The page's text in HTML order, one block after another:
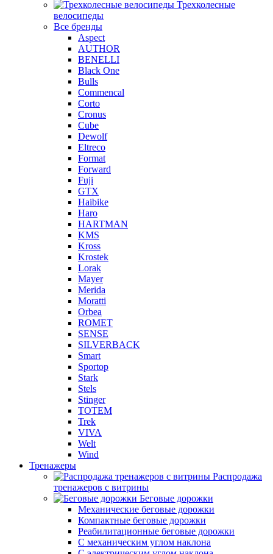
Трехколесные
велосипеды
Все бренды
Aspect
AUTHOR
BENELLI
Black One
Bulls
Commencal
Corto
Cronus
Cube
Dewolf
Eltreco
Format
Forward
Fuji
GTX
Haibike
Haro
HARTMAN
KMS
Kross
Krostek
Lorak
Mayer
Merida
Moratti
Orbea
ROMET
SENSE
SILVERBACK
Smart
Sportop
Stark
Stels
Stinger
TOTEM
Trek
VIVA
Welt
Wind
Тренажеры
Распродажа
тренажеров с витрины
Беговые дорожки
Механические беговые дорожки
Компактные беговые дорожки
Реабилитационные беговые дорожки
С механическим углом наклона